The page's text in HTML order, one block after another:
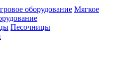
Мягкое
Песочницы